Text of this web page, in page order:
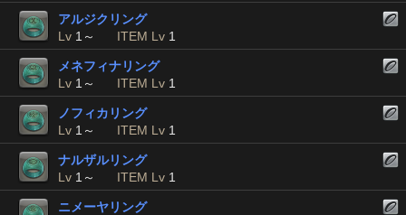
アルジクリング
Lv 1～ ITEM Lv 1
メネフィナリング
Lv 1～ ITEM Lv 1
ノフィカリング
Lv 1～ ITEM Lv 1
ナルザルリング
Lv 1～ ITEM Lv 1
ニメーヤリング